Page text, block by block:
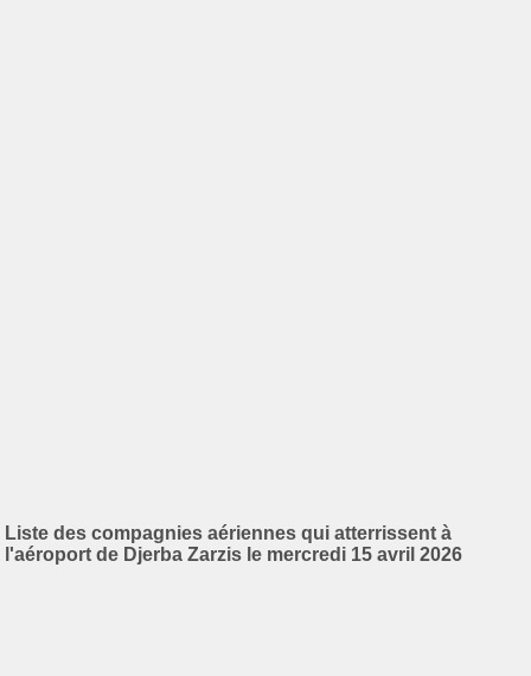
Liste des compagnies aériennes qui atterrissent à
l'aéroport de Djerba Zarzis le mercredi 15 avril 2026